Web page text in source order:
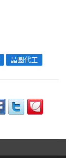
晶圆代工